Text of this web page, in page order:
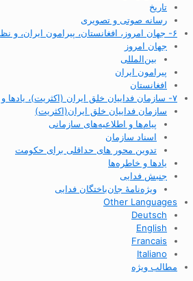
تاریخ
رسانه صوتی و تصویری
۶- جهان امروز، افغانستان، پیرامون ایران، و نظرات شما
جهان امروز
بین‌المللی
پیرامون ایران
افغانستان
۷- سازمان فداییان خلق ایران (اکثریت)، یادها و خاطره ها، کتابخانه مجازی
سازمان فداییان خلق ایران(اکثریت)
پیام‌ها و اطلاعیه‌های سازمانی
اسناد سازمان
تدوین محور های حداقلی برای حکومت
یادها و خاطره‌ها
جنبش فدایی
ویژه‌نامهٔ جان‌باختگان فدایی
Other Languages
Deutsch
English
Francais
Italiano
مطالب ویژه